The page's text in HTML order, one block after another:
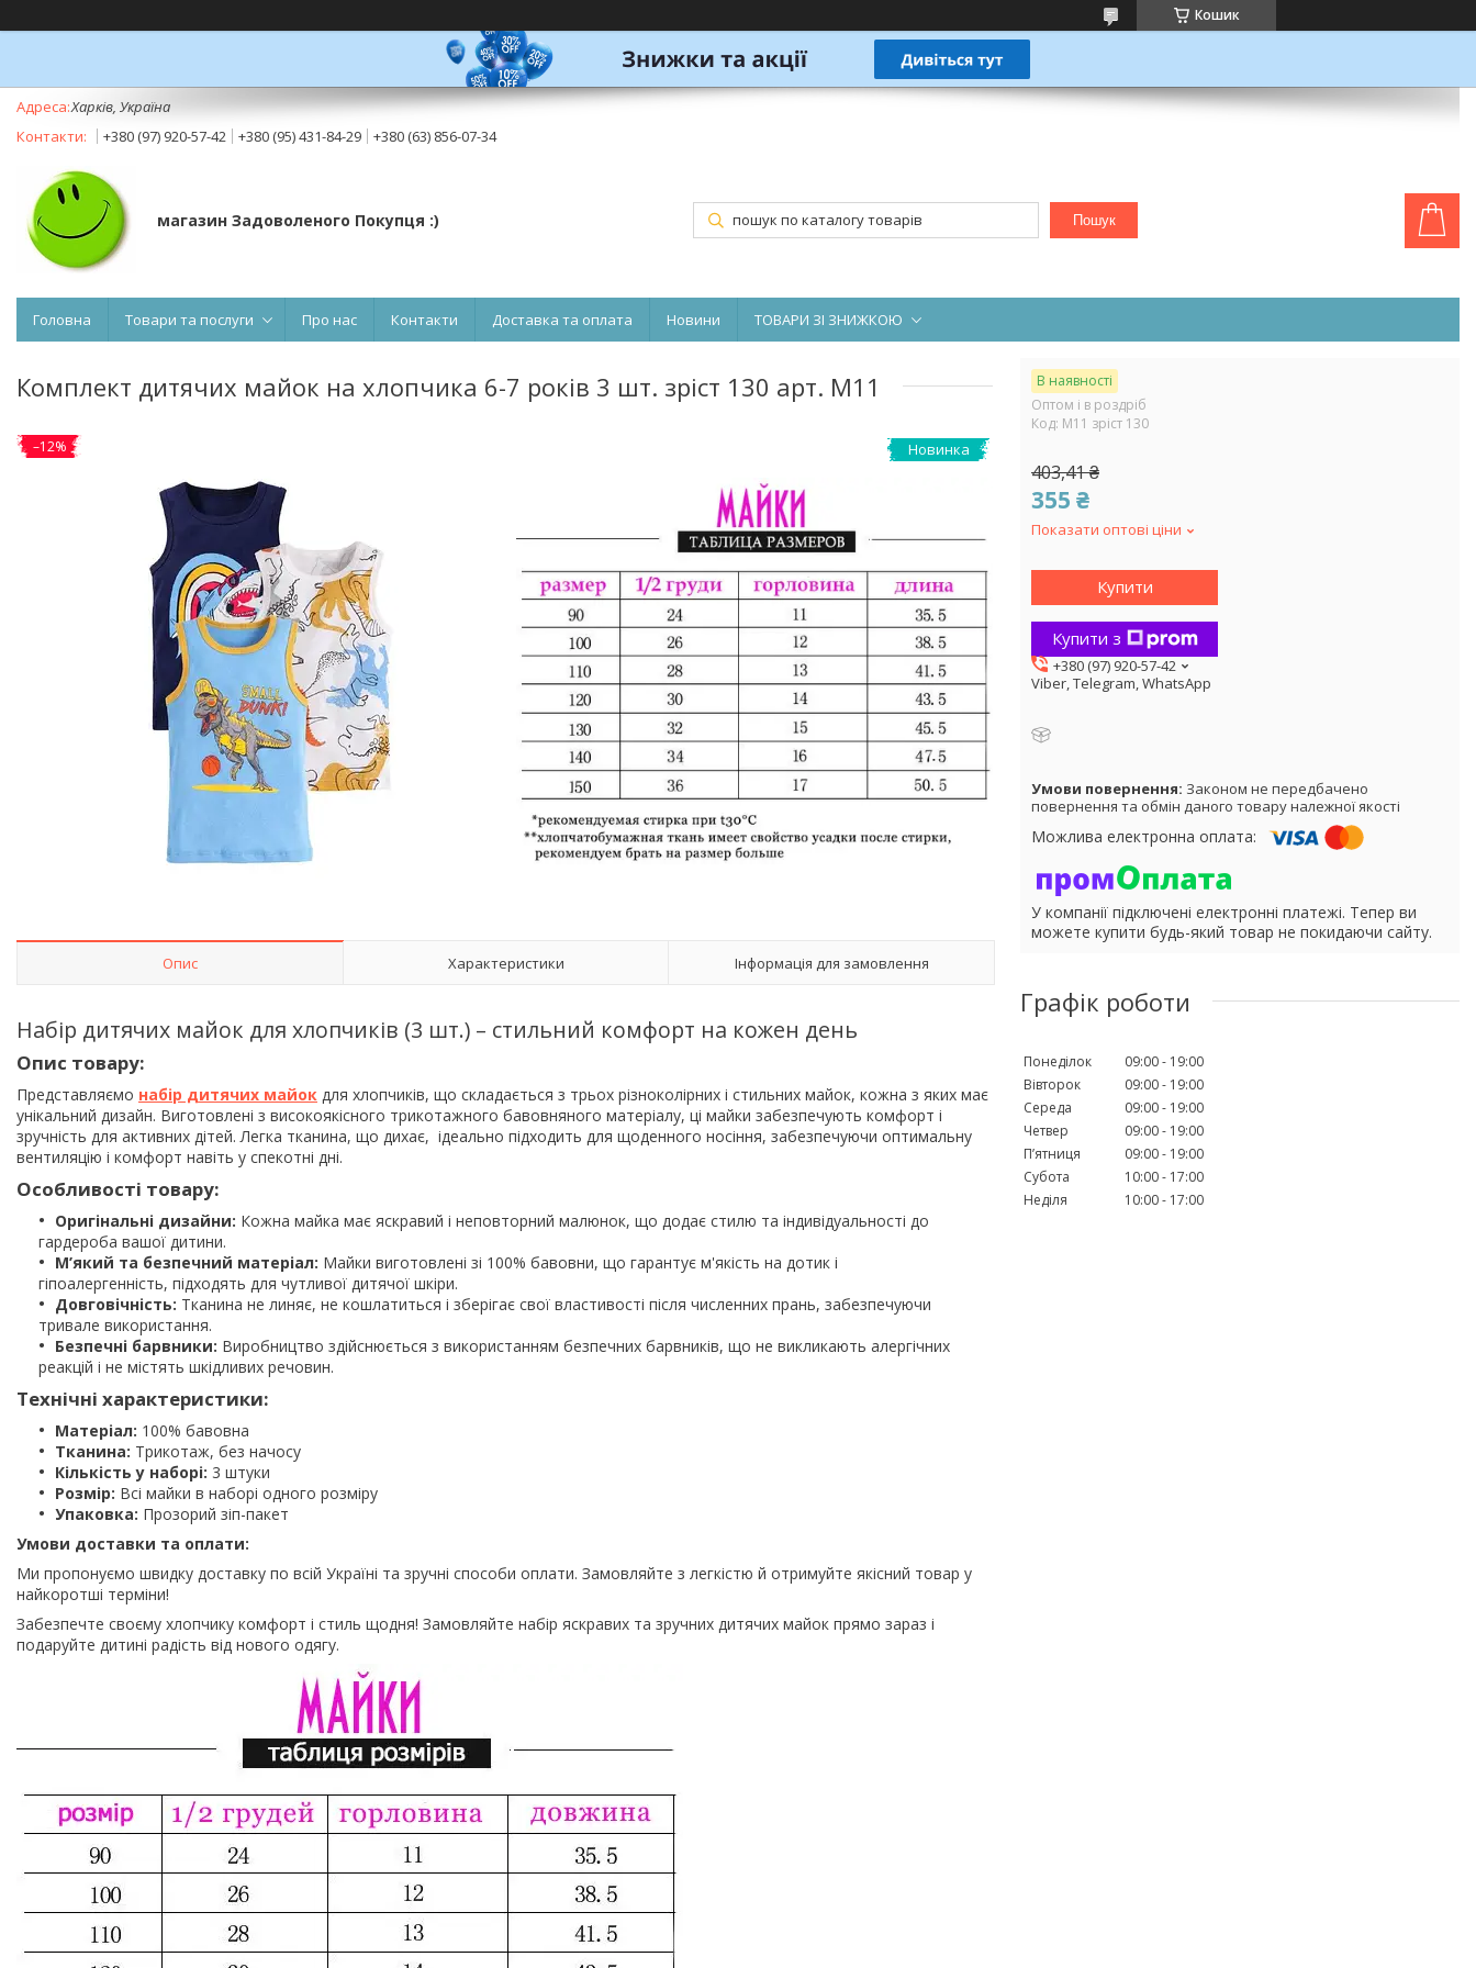
Кошик
Харків, Україна
+380 (97) 920-57-42
+380 (95) 431-84-29 +380 (63) 856-07-34
магазин Задоволеного Покупця :) Пошук
Головна Товари та послуги Про нас Контакти Доставка та оплата Новини ТОВАРИ ЗІ ЗНИЖКОЮ
Комплект дитячих майок на хлопчика 6-7 років 3 шт. зріст 130 арт. М11
Новинка
–12%
Опис Характеристики Інформація для замовлення
Набір дитячих майок для хлопчиків (3 шт.) – стильний комфорт на кожен день
Опис товару:
Представляємо набір дитячих майок для хлопчиків, що складається з трьох різноколірних і стильних майок, кожна з яких має
унікальний дизайн. Виготовлені з високоякісного трикотажного бавовняного матеріалу, ці майки забезпечують комфорт і
зручність для активних дітей. Легка тканина, що дихає, ідеально підходить для щоденного носіння, забезпечуючи оптимальну
вентиляцію і комфорт навіть у спекотні дні.
Особливості товару:
Оригінальні дизайни: Кожна майка має яскравий і неповторний малюнок, що додає стилю та індивідуальності до
гардероба вашої дитини.
М’який та безпечний матеріал: Майки виготовлені зі 100% бавовни, що гарантує м'якість на дотик і
гіпоалергенність, підходять для чутливої дитячої шкіри.
Довговічність: Тканина не линяє, не кошлатиться і зберігає свої властивості після численних прань, забезпечуючи
тривале використання.
Безпечні барвники: Виробництво здійснюється з використанням безпечних барвників, що не викликають алергічних
реакцій і не містять шкідливих речовин.
Технічні характеристики:
Матеріал: 100% бавовна
Тканина: Трикотаж, без начосу
Кількість у наборі: 3 штуки
Розмір: Всі майки в наборі одного розміру
Упаковка: Прозорий зіп-пакет
Умови доставки та оплати:
Ми пропонуємо швидку доставку по всій Україні та зручні способи оплати. Замовляйте з легкістю й отримуйте якісний товар у
найкоротші терміни!
Забезпечте своєму хлопчику комфорт і стиль щодня! Замовляйте набір яскравих та зручних дитячих майок прямо зараз і
подаруйте дитині радість від нового одягу.
В наявності
Оптом і в роздріб
Код: М11 зріст 130
403,41 ₴
355 ₴
Показати оптові ціни
Купити
Купити з
+380 (97) 920-57-42
Viber, Telegram, WhatsApp
Законом не передбачено
повернення та обмін даного товару належної якості
У компанії підключені електронні платежі. Тепер ви
можете купити будь-який товар не покидаючи сайту.
Графік роботи
Понеділок 09:00
19:00
Вівторок
09:00
19:00
Середа
09:00
19:00
Четвер
09:00
19:00
Пʼятниця
09:00
19:00
Субота
10:00
17:00
Неділя
10:00 17:00